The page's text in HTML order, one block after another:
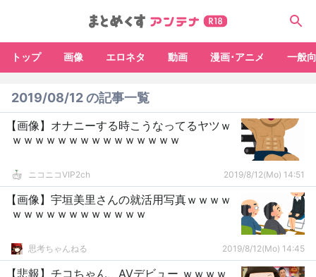
トップ 画像 エロネタ 動画 漫画･アニメ 一般
2019/08/12 の記事一覧
【画像】オナニーする時こうなってるヤツｗ
ｗｗｗｗｗｗｗｗｗｗｗｗｗｗｗ
ニコニコVIP2ch 2019/8/12(Mo) 14:51
【画像】宇垣美里さんの就活用写真ｗｗｗｗ
ｗｗｗｗｗｗｗｗｗｗｗｗ
思考ちゃんねる 2019/8/12(Mo) 14:45
【悲報】チコちゃん、AVデビュー ｗｗｗｗ